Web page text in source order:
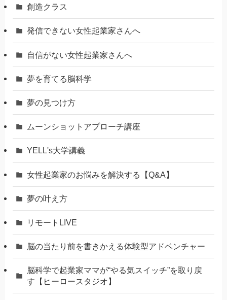
創造クラス
発信できない女性起業家さんへ
自信がない女性起業家さんへ
夢を育てる脳科学
夢の見つけ方
ムーンショットアプローチ講座
YELL's大学講義
女性起業家のお悩みを解決する【Q&A】
夢の叶え方
リモートLIVE
脳の当たり前を書きかえる体験型アドベンチャー
脳科学で起業家ママが“やる気スイッチ”を取り戻
す【ヒーロースタジオ】